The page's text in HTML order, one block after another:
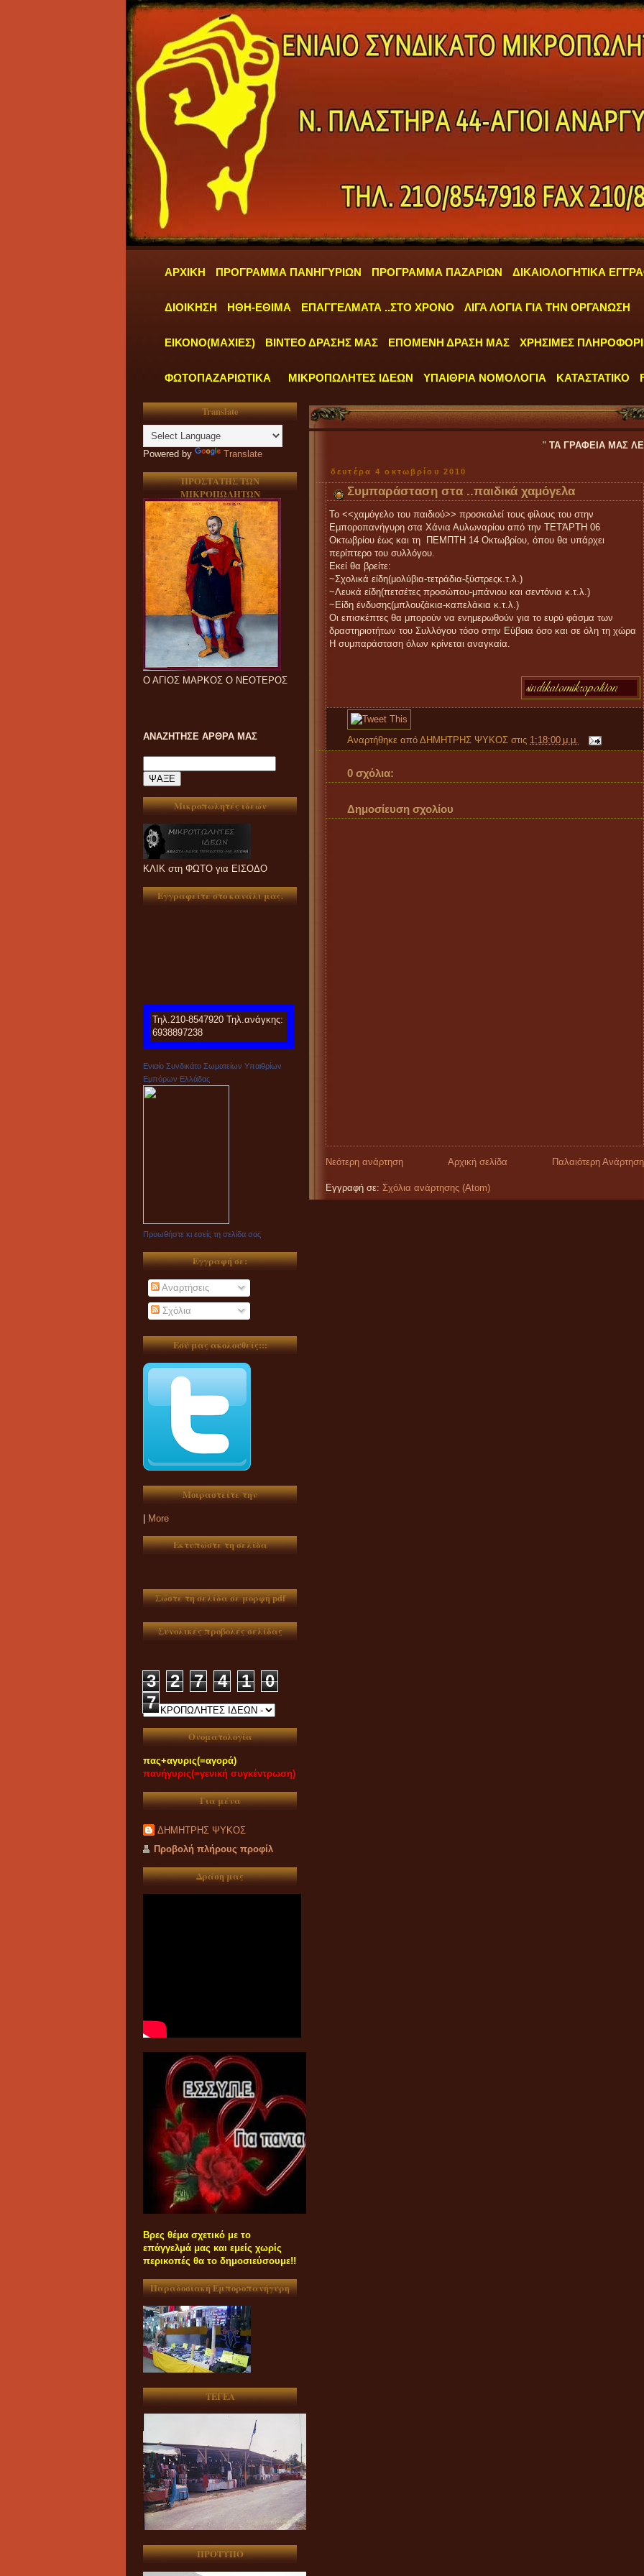
ΑΡΧΙΚΗ ΠΡΟΓΡΑΜΜΑ ΠΑΝΗΓΥΡΙΩΝ ΠΡΟΓΡΑΜΜΑ ΠΑΖΑΡΙΩΝ ΔΙΚΑΙΟΛΟΓΗΤΙΚΑ
ΔΙΟΙΚΗΣΗ ΗΘΗ-ΕΘΙΜΑ ΕΠΑΓΓΕΛΜΑΤΑ ..ΣΤΟ ΧΡΟΝΟ ΛΙΓΑ ΛΟΓΙΑ ΓΙΑ ΤΗΝ ΟΡΓΑΝΩΣΗ
ΕΙΚΟΝΟ(ΜΑΧΙΕΣ) ΒΙΝΤΕΟ ΔΡΑΣΗΣ ΜΑΣ ΕΠΟΜΕΝΗ ΔΡΑΣΗ ΜΑΣ ΧΡΗΣΙΜΕΣ
ΦΩΤΟΠΑΖΑΡΙΩΤΙΚΑ ΜΙΚΡΟΠΩΛΗΤΕΣ ΙΔΕΩΝ ΥΠΑΙΘΡΙΑ ΝΟΜΟΛΟΓΙΑ ΚΑΤΑΣΤΑΤΙΚΟ
Translate
Powered by Translate
ΠΡΟΣΤΑΤΗΣ ΤΩΝ
ΜΙΚΡΟΠΩΛΗΤΩΝ
Ο ΑΓΙΟΣ ΜΑΡΚΟΣ Ο ΝΕΟΤΕΡΟΣ
ΑΝΑΖΗΤΗΣΕ ΑΡΘΡΑ ΜΑΣ
Μικροπωλητές ιδεών
ΚΛΙΚ στη ΦΩΤΟ για ΕΙΣΟΔΟ
Εγγραφείτε στο κανάλι μας.
Τηλ.210-8547920 Τηλ.ανάγκης:
6938897238
Ενιαίο Συνδικάτο Σωματείων Υπαιθρίων
Εμπόρων Ελλάδας
Προωθήστε κι εσείς τη σελίδα σας
Εγγραφή σε:
Αναρτήσεις
Σχόλια
Εσύ μας ακολουθείς:::
Μοιραστείτε την
More
Εκτυπώστε τη σελίδα
Σώστε τη σελίδα σε μορφή pdf
Συνολικές προβολές σελίδας
3 2 7 4 1
0
7
Ονοματολογία
πας+αγυρις(=αγορά)
πανήγυρις(=γενική συγκέντρωση)
Για μένα
ΔΗΜΗΤΡΗΣ ΨΥΚΟΣ
Προβολή πλήρους προφίλ
Δράση μας
Βρες θέμα σχετικό με το
επάγγελμά μας και εμείς χωρίς
περικοπές θα το δημοσιεύσουμε!!
Παραδοσιακή Εμποροπανήγυρη
ΤΕΓΕΑ
ΠΡΟΤΥΠΟ
ΤΑ ΓΡΑΦΕΙΑ ΜΑΣ
δευτέρα 4 οκτωβρίου 2010
Συμπαράσταση στα ..παιδικά χαμόγελα
Το <<χαμόγελο του παιδιού>> προσκαλεί τους φίλους του στην
Εμποροπανήγυρη στα Χάνια Αυλωναρίου από την ΤΕΤΆΡΤΗ 06
Οκτωβρίου έως και τη ΠΕΜΠΤΗ 14 Οκτωβρίου, όπου θα υπάρχει
περίπτερο του συλλόγου.
Εκεί θα βρείτε:
~Σχολικά είδη(μολύβια-τετράδια-ξύστρεςκ.τ.λ.)
~Λευκά είδη(πετσέτες προσώπου-μπάνιου και σεντόνια κ.τ.λ.)
~Είδη ένδυσης(μπλουζάκια-καπελάκια κ.τ.λ.)
Οι επισκέπτες θα μπορούν να ενημερωθούν για το ευρύ φάσμα των
δραστηριοτήτων του Συλλόγου τόσο στην Εύβοια όσο και σε όλη τη χώρα
Η συμπαράσταση όλων κρίνεται αναγκαία.
Αναρτήθηκε από ΔΗΜΗΤΡΗΣ ΨΥΚΟΣ στις 1:18:00 μ.μ.
0 σχόλια:
Δημοσίευση σχολίου
Νεότερη ανάρτηση Παλαιότερη Ανάρτηση
Αρχική σελίδα
Εγγραφή σε: Σχόλια ανάρτησης (Atom)